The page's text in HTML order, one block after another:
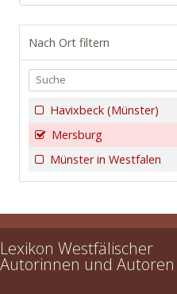
Nach Ort filtern
Havixbeck (Münster)
Mersburg
Münster in Westfalen
Lexikon Westfälischer
Autorinnen und Autoren